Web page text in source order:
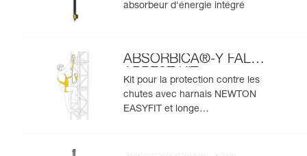
absorbeur d'énergie intégré
ABSORBICA®-Y FALL
ARREST KIT
Kit pour la protection contre les
chutes avec harnais NEWTON
EASYFIT et longe